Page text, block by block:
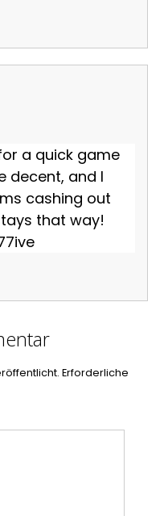
a quick game
decent, and I
cashing out
that way!
Erforderliche